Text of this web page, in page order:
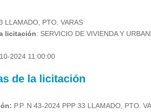
LLAMADO, PTO. VARAS
licitación: SERVICIO DE VIVIENDA Y
2024 11:00:00
de la licitación
P.P. N 43-2024 PPP 33 LLAMADO, PTO.